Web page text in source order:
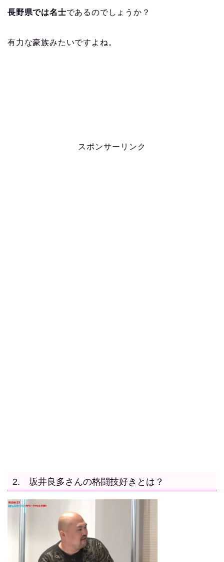
長野県では名士であるのでしょうか？
有力な豪族みたいですよね。
スポンサーリンク
2. 坂井良多さんの格闘技好きとは？